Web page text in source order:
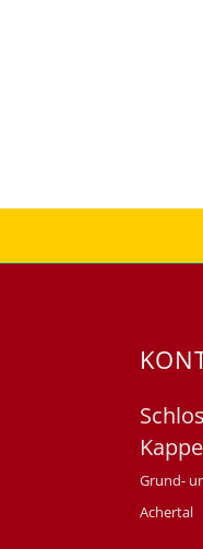
Grund-
Achertal